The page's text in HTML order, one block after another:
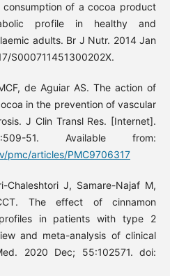
consumption of a cocoa product
profile in healthy and
adults. Br J Nutr. 2014 Jan
S000711451300202X.
de Aguiar AS. The action of
in the prevention of vascular
J Clin Transl Res. [Internet].
51. Available from:
pmc/articles/PMC9706317
Chaleshtori J, Samare-Najaf M,
The effect of cinnamon
in patients with type 2
and meta-analysis of clinical
2020 Dec; 55:102571. doi: